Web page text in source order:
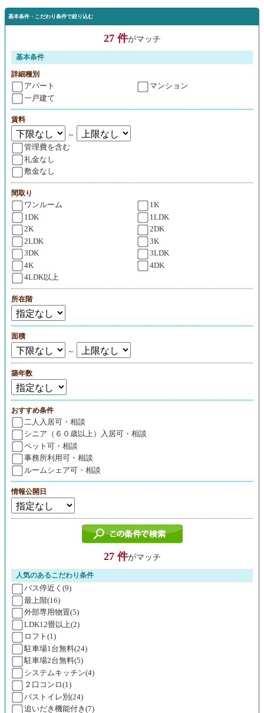
基本条件・こだわり条件で絞り込む
27 件がマッチ
基本条件
詳細種別
アパート
マンション
一戸建て
賃料
～
管理費を含む
礼金なし
敷金なし
間取り
ワンルーム
1K
1DK
1LDK
2K
2DK
2LDK
3K
3DK
3LDK
4K
4DK
4LDK以上
所在階
面積
～
築年数
おすすめ条件
二人入居可・相談
シニア（６０歳以上）入居可・相談
ペット可・相談
事務所利用可・相談
ルームシェア可・相談
情報公開日
27 件がマッチ
人気のあるこだわり条件
バス停近く(9)
最上階(16)
外部専用物置(5)
LDK12畳以上(2)
ロフト(1)
駐車場1台無料(24)
駐車場2台無料(5)
システムキッチン(4)
２口コンロ(1)
バストイレ別(24)
追いだき機能付き(7)